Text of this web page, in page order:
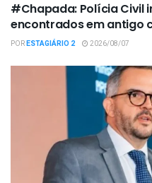
#Chapada: Polícia Civil
encontrados em antigo
PORESTAGIÁRIO 2 2026/08/07